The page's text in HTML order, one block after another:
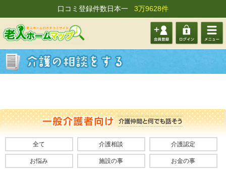
口コミ登録件数日本一 3万9628件
会員登 ログイ メニュ
全て 介護相談 介護認定
お悩み 施設の事 お金の事